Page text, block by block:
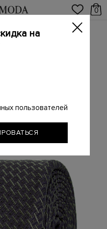
0
/ Галстуки
с вышивкой
на
пользователей